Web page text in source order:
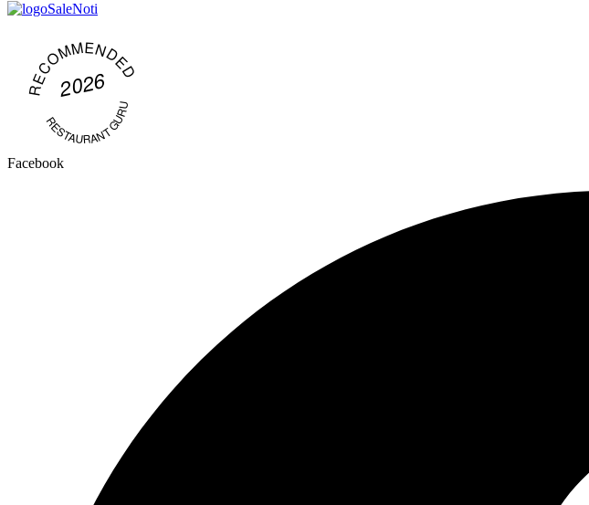
RECOMMENDED
2026
CAMLAMONLINE – XOÀI CAM LÂM
& TRÀ XOÀI (CAM LÂM MANGO &
RESTAURANT GURU
Facebook